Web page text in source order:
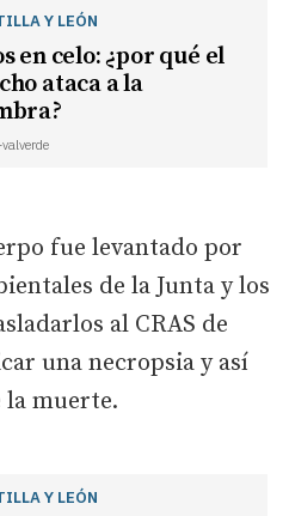
Y LEÓN
en celo: ¿por qué el
ataca a la
fue levantado por
de la Junta y los
al CRAS de
una necropsia y así
la muerte.
Y LEÓN